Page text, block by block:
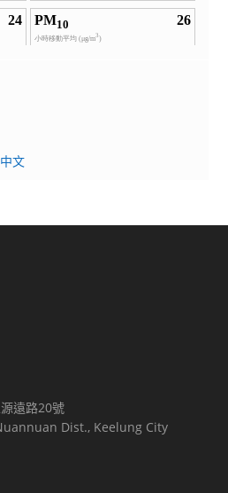
文
遠路20號
Dist., Keelung City